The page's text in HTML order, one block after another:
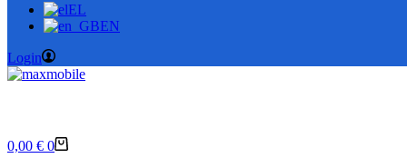
EL
EN
Login
Καλάθι
0,00 € 0